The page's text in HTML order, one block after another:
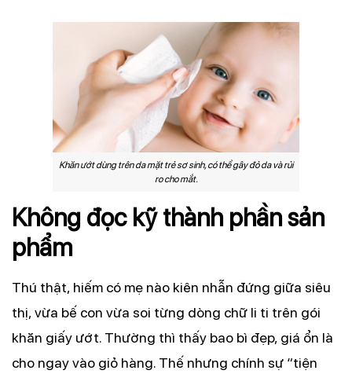
Khăn ướt dùng trên da mặt trẻ sơ sinh, có thể gây đỏ da và rủi
ro cho mắt.
Không đọc kỹ thành phần sản
phẩm
Thú thật, hiếm có mẹ nào kiên nhẫn đứng giữa siêu
thị, vừa bế con vừa soi từng dòng chữ li ti trên gói
khăn giấy ướt. Thường thì thấy bao bì đẹp, giá ổn là
cho ngay vào giỏ hàng. Thế nhưng chính sự “tiện